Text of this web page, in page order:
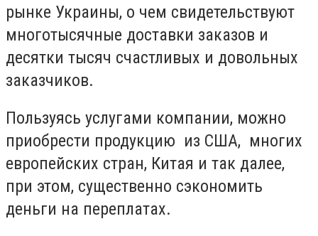
рынке Украины, о чем свидетельствуют
многотысячные доставки заказов и
десятки тысяч счастливых и довольных
заказчиков.
Пользуясь услугами компании, можно
приобрести продукцию из США, многих
европейских стран, Китая и так далее,
при этом, существенно сэкономить
деньги на переплатах.